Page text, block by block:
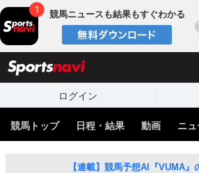
競馬ニュースも結果もすぐわかる
ログイン
競馬トップ 日程・結果 動画 ニュ
【連載】競馬予想AI『VUMA』